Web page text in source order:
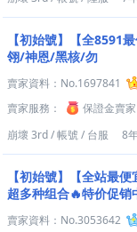
【初始號】【全8591
翎/神恩/黑核/勿
賣家資料： No.1697841
賣家服務：
保證金賣家
崩壞 3rd/帳號/ 台服 8
【初始號】【全站最
超多种组合🔥特价促销
賣家資料： No.3053642